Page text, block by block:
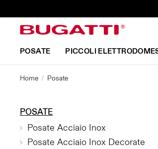
POSATE PICCOLI
Home Posate
POSATE
Posate Acciaio Inox
Posate Acciaio Inox Decorate